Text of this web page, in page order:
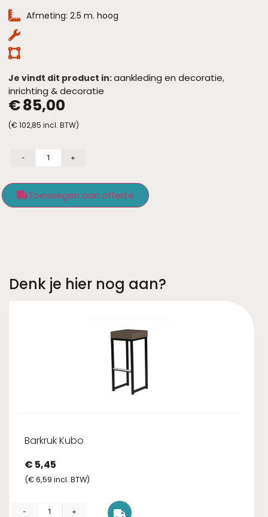
Afmeting: 2.5 m. hoog
Je vindt dit product in:aankleding en decoratie,
inrichting & decoratie
€85,00
(€ 102,85 incl. BTW)
- +
Toevoegen aan offerte
Denk je hier nog aan?
Barkruk Kubo
€ 5,45
(€6,59 incl. BTW)
- +